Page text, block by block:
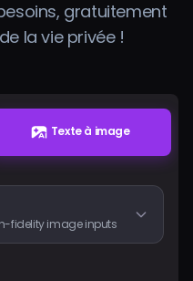
gratuitement
la vie privée !
Texte à image
fidelity image inputs